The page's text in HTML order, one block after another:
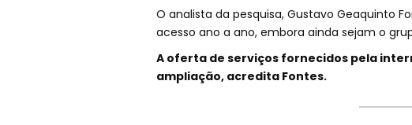
O analista da pesquisa, Gustavo Geaquinto
acesso ano a ano, embora ainda sejam o
A oferta de serviços fornecidos pela
ampliação, acredita Fontes.